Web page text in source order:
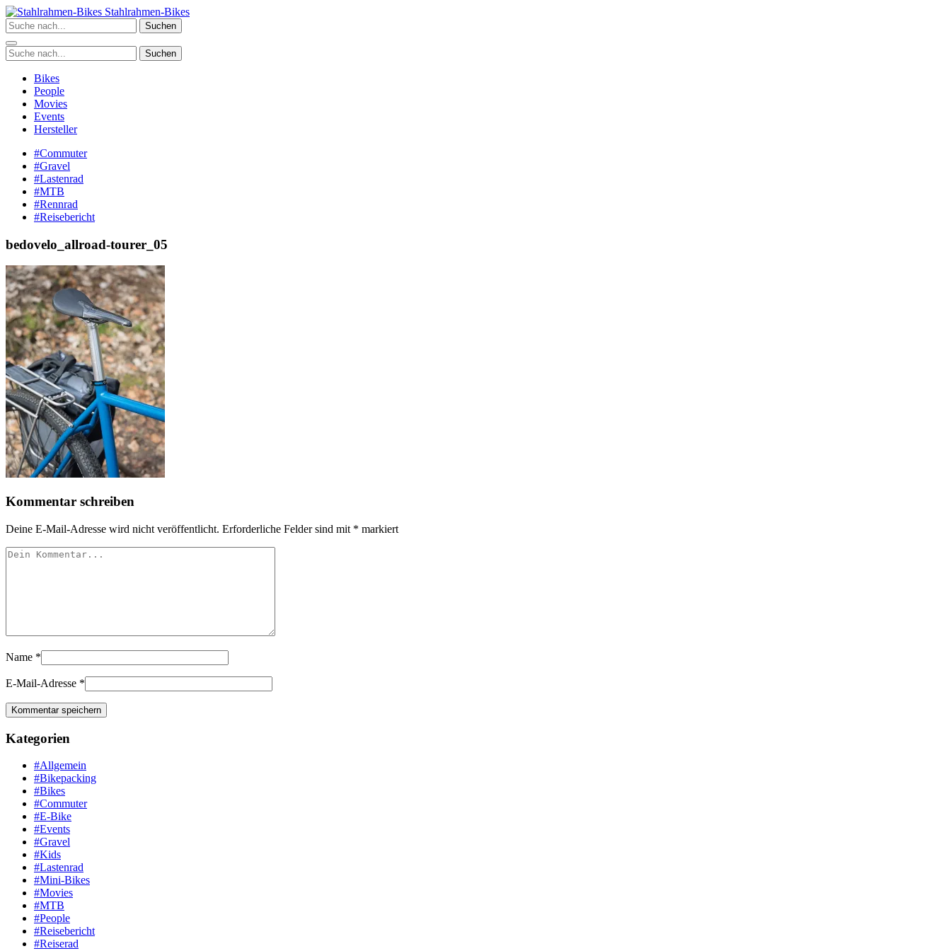
Zum
Inhalt
springen
Stahlrahmen-Bikes
Suchen
Suchen
Bikes
People
Movies
Events
Hersteller
#Commuter
#Gravel
#Lastenrad
#MTB
#Rennrad
#Reisebericht
bedovelo_allroad-tourer_05
Kommentar schreiben
Deine E-Mail-Adresse wird nicht veröffentlicht. Erforderliche Felder sind mit * markiert
Name *
E-Mail-Adresse *
Kategorien
#Allgemein
#Bikepacking
#Bikes
#Commuter
#E-Bike
#Events
#Gravel
#Kids
#Lastenrad
#Mini-Bikes
#Movies
#MTB
#People
#Reisebericht
#Reiserad